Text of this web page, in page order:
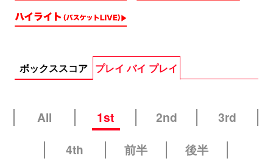
ボックススコア プレイ バイ プレイ
All 1st 2nd
3rd
4th
前半 後半